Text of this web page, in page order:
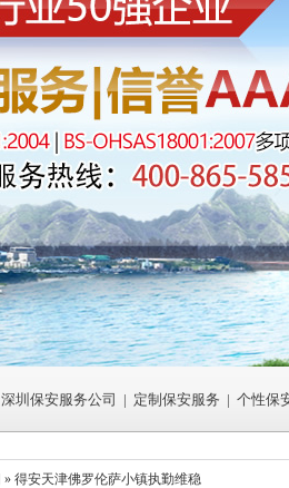
深圳保安服务公司 | 定制保安服务 | 个性保
» 得安天津佛罗伦萨小镇执勤维稳